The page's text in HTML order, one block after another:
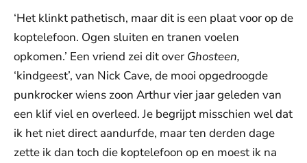
‘Het klinkt pathetisch, maar dit is een plaat voor op de
koptelefoon. Ogen sluiten en tranen voelen
opkomen.’ Een vriend zei dit over Ghosteen,
‘kindgeest’, van Nick Cave, de mooi opgedroogde
punkrocker wiens zoon Arthur vier jaar geleden van
een klif viel en overleed. Je begrijpt misschien wel dat
ik het niet direct aandurfde, maar ten derden dage
zette ik dan toch die koptelefoon op en moest ik na